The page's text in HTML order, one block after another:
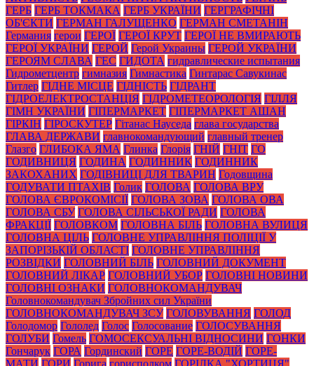
ГЕРБ ГЕРБ ТОКМАКА ГЕРБ УКРАЇНИ ГЕРГРАФІЧНІ
ОБ'ЄКТИ ГЕРМАН ГАЛУЩЕНКО ГЕРМАН СМЕТАНІН
Германия герои ГЕРОЇ ГЕРОЇ КРУТ ГЕРОЇ НЕ ВМИРАЮТЬ
ГЕРОЇ УКРАЇНИ ГЕРОЙ Герой Украины ГЕРОЙ УКРАЇНИ
ГЕРОЯМ СЛАВА ГЕС ГИДОТА гидравлические испытания
Гидрометцентр гимназия Гимнастика Гинтарас Савукинас
Гитлер ГІДНЕ МІСЦЕ ГІДНІСТЬ ГІДРАНТ
ГІДРОЕЛЕКТРОСТАНЦІЯ ГІДРОМЕТЕОРОЛОГІЯ ГІЛЛЯ
ГІМН УКРАЇНИ ГІПЕРМАРКЕТ ГІПЕРМАРКЕТ АШАН
ГІРКІН ГІРОСКУТЕР Гітанас Науседа глава государства
ГЛАВА ДЕРЖАВИ главнокомандующий главный тренер
Глазго ГЛИБОКА ЯМА Глинка Глорія ГНІЙ ГНІТ ГО
ГОДИВНИЦЯ ГОДИНА ГОДИННИК ГОДИННИК
ЗАКОХАНИХ ГОДІВНИЦІ ДЛЯ ТВАРИН Годовщина
ГОДУВАТИ ПТАХІВ Голик ГОЛОВА ГОЛОВА ВРУ
ГОЛОВА ЄВРОКОМІСІЇ ГОЛОВА ЗОВА ГОЛОВА ОВА
ГОЛОВА СБУ ГОЛОВА СІЛЬСЬКОЇ РАДИ ГОЛОВА
ФРАКЦІЇ ГОЛОВКОМ ГОЛОВНА БІЛЬ ГОЛОВНА ВУЛИЦЯ
ГОЛОВНА ЦІЛЬ ГОЛОВНЕ УПРАВЛІННЯ ПОЛІЦІЇ У
ЗАПОРІЗЬКІЙ ОБЛАСТІ ГОЛОВНЕ УПРАВЛІННЯ
РОЗВІДКИ ГОЛОВНИЙ БІЛЬ ГОЛОВНИЙ ДОКУМЕНТ
ГОЛОВНИЙ ЛІКАР ГОЛОВНИЙ УБОР ГОЛОВНІ НОВИНИ
ГОЛОВНІ ОЗНАКИ ГОЛОВНОКОМАНДУВАЧ
Головнокомандувач Збройних сил України
ГОЛОВНОКОМАНДУВАЧ ЗСУ ГОЛОВУВАННЯ ГОЛОД
Голодомор Гололед Голос Голосование ГОЛОСУВАННЯ
ГОЛУБИ Гомель ГОМОСЕКСУАЛЬНІ ВІДНОСИНИ ГОНКИ
Гончарук ГОРА Гординский ГОРЕ ГОРЕ-ВОДІЙ ГОРЕ-
МАТИ ГОРИ Горига горисполком ГОРІЛКА "ХОРТИЦЯ"